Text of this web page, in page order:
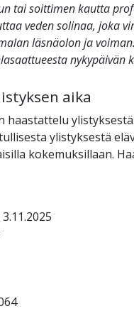
tai soittimen kautta
veden solinaa, joka
läsnäolon ja
nykypäivän
aika
haastattelu
ylistyksestä
kokemuksillaan.